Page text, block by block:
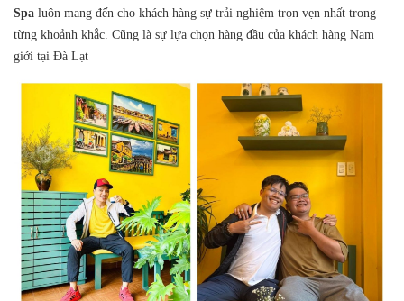
Spa luôn mang đến cho khách hàng sự trải nghiệm trọn vẹn nhất trong
từng khoảnh khắc. Cũng là sự lựa chọn hàng đầu của khách hàng Nam
giới tại Đà Lạt